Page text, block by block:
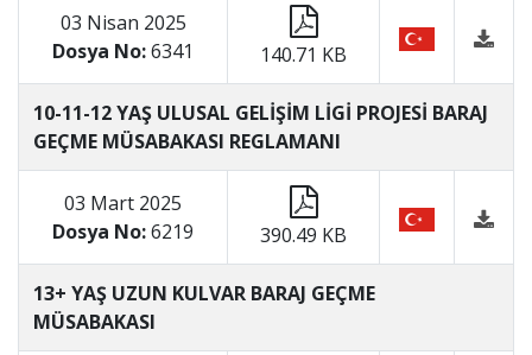
03 Nisan 2025
Dosya No:6341 140.71 KB
10-11-12 YAŞ ULUSAL GELİŞİM LİGİ PROJESİ BARAJ
GEÇME MÜSABAKASI REGLAMANI
03 Mart 2025
Dosya No:6219 390.49 KB
13+ YAŞ UZUN KULVAR BARAJ GEÇME
MÜSABAKASI